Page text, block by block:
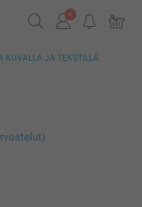
KUVALLA JA TEKSTILLÄ